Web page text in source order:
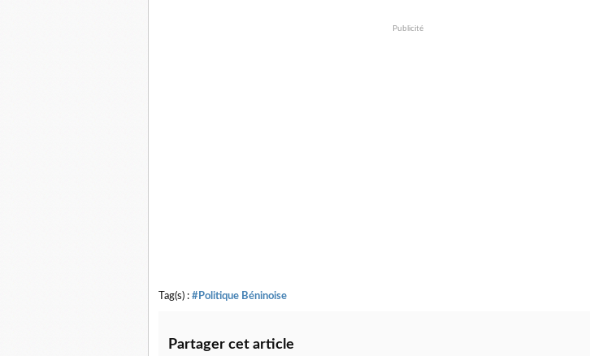
Publicité
Tag(s) : #Politique Béninoise
Partager cet article